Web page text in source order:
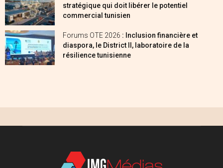
stratégique qui doit libérer le potentiel
commercial tunisien
Forums OTE 2026 : Inclusion financière et
diaspora, le District II, laboratoire de la
résilience tunisienne